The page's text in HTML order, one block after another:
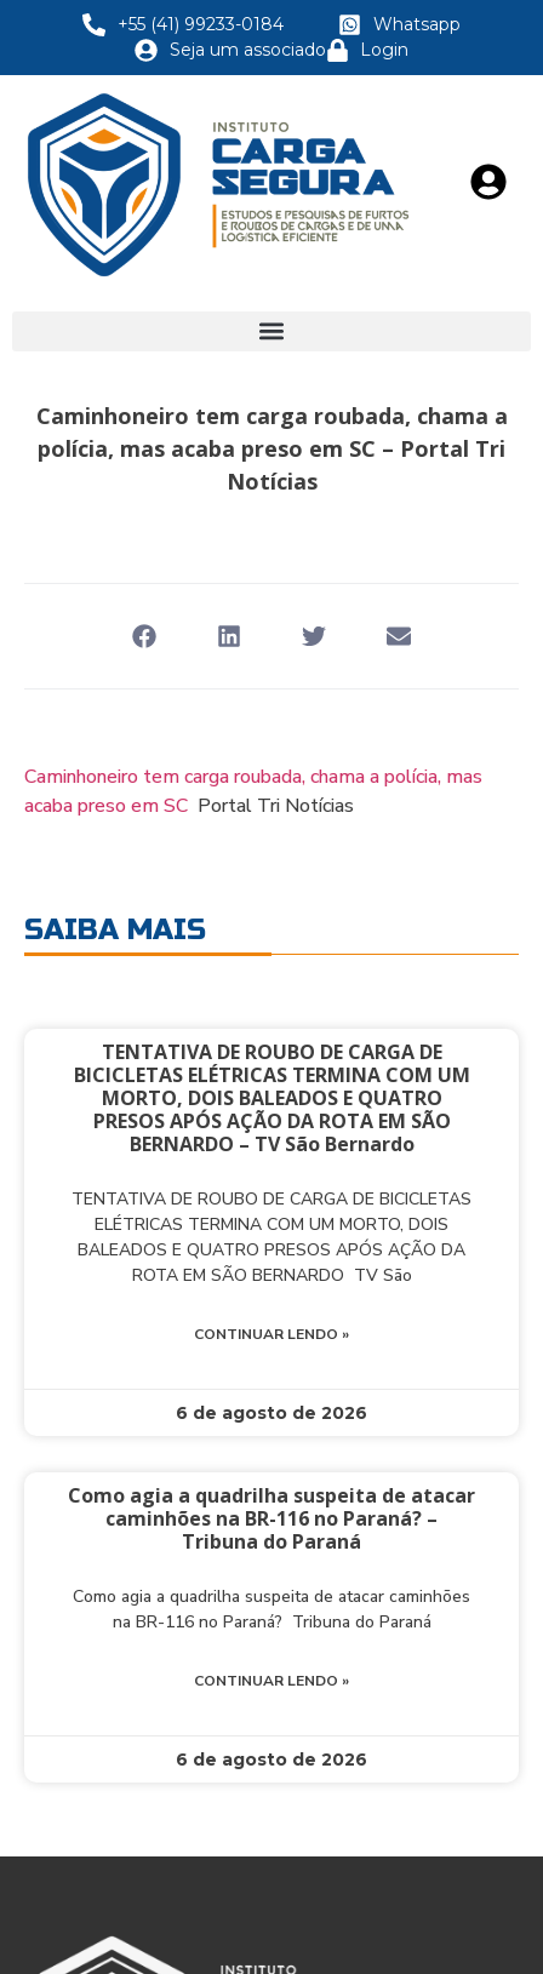
+55 (41) 99233-0184
Whatsapp
Seja um associado
Login
Caminhoneiro tem carga roubada, chama a
polícia, mas acaba preso em SC – Portal Tri
Notícias
Caminhoneiro tem carga roubada, chama a polícia, mas
acaba preso em SC Portal Tri Notícias
SAIBA MAIS
TENTATIVA DE ROUBO DE CARGA DE
BICICLETAS ELÉTRICAS TERMINA COM UM
MORTO, DOIS BALEADOS E QUATRO
PRESOS APÓS AÇÃO DA ROTA EM SÃO
BERNARDO – TV São Bernardo
TENTATIVA DE ROUBO DE CARGA DE BICICLETAS
ELÉTRICAS TERMINA COM UM MORTO, DOIS
BALEADOS E QUATRO PRESOS APÓS AÇÃO DA
ROTA EM SÃO BERNARDO TV São
CONTINUAR LENDO »
6 de agosto de 2026
Como agia a quadrilha suspeita de atacar
caminhões na BR-116 no Paraná? –
Tribuna do Paraná
Como agia a quadrilha suspeita de atacar caminhões
na BR-116 no Paraná? Tribuna do Paraná
CONTINUAR LENDO »
6 de agosto de 2026